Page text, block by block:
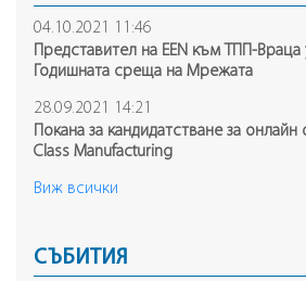
04.10.2021 11:46
Представител на ЕEN към ТПП-Враца
Годишната среща на Mрежата
28.09.2021 14:21
Покана за кандидатстване за
Class Manufacturing
Виж всички
СЪБИТИЯ